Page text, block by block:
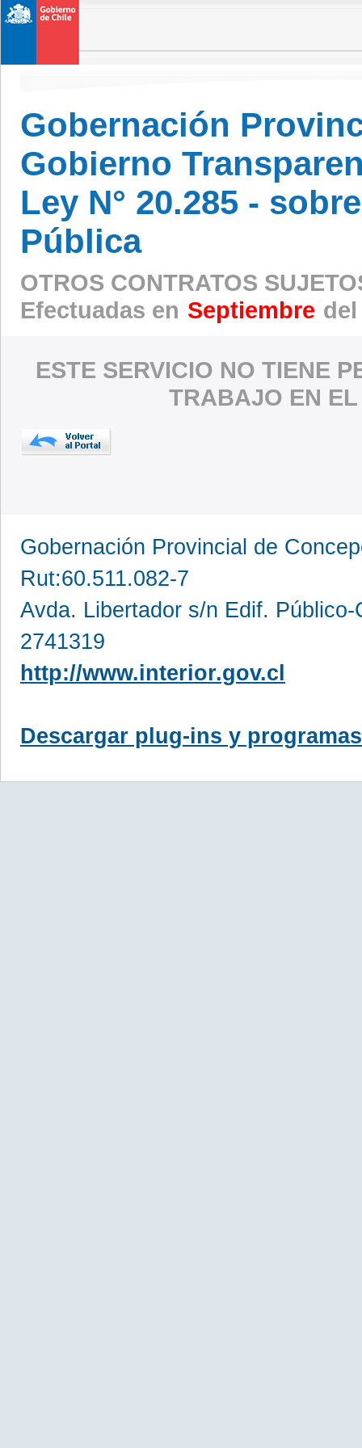
Gobernación
Gobierno
Ley N° 20.285 -
Pública
OTROS CONTRATOS
Efectuadas en Septiembre del
ESTE SERVICIO NO TIENE
TRABAJO EN
Gobernación Provincial de
Rut:60.511.082-7
Avda. Libertador s/n Edif.
2741319
http://www.interior.gov.cl
Descargar plug-ins y